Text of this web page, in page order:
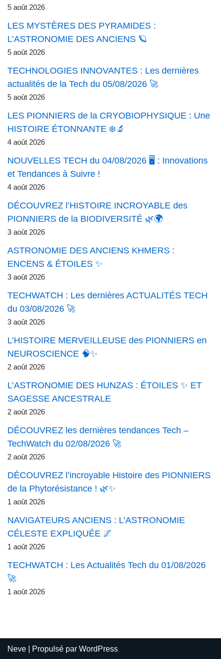
5 août 2026
LES MYSTÈRES DES PYRAMIDES :
L’ASTRONOMIE DES ANCIENS 🪐
5 août 2026
TECHNOLOGIES INNOVANTES : Les dernières
actualités de la Tech du 05/08/2026 🚀
5 août 2026
LES PIONNIERS de la CRYOBIOPHYSIQUE : Une
HISTOIRE ÉTONNANTE ❄️🔬
4 août 2026
NOUVELLES TECH du 04/08/2026 🖥️ : Innovations
et Tendances à Suivre !
4 août 2026
DÉCOUVREZ l’HISTOIRE INCROYABLE des
PIONNIERS de la BIODIVERSITÉ 🌿🌍
3 août 2026
ASTRONOMIE DES ANCIENS KHMERS :
ENCENS & ÉTOILES ✨
3 août 2026
TECHWATCH : Les dernières ACTUALITÉS TECH
du 03/08/2026 🚀
3 août 2026
L’HISTOIRE MERVEILLEUSE des PIONNIERS en
NEUROSCIENCE 🧠✨
2 août 2026
L’ASTRONOMIE DES HUNZAS : ÉTOILES ✨ ET
SAGESSE ANCESTRALE
2 août 2026
DÉCOUVREZ les dernières tendances Tech –
TechWatch du 02/08/2026 🚀
2 août 2026
DÉCOUVREZ l’incroyable Histoire des PIONNIERS
de la Phytorésistance ! 🌿✨
1 août 2026
NAVIGATEURS ANCIENS : L’ASTRONOMIE
CÉLESTE EXPLIQUÉE 🌌
1 août 2026
TECHWATCH : Les Actualités Tech du 01/08/2026
🚀
1 août 2026
Neve | Propulsé par WordPress